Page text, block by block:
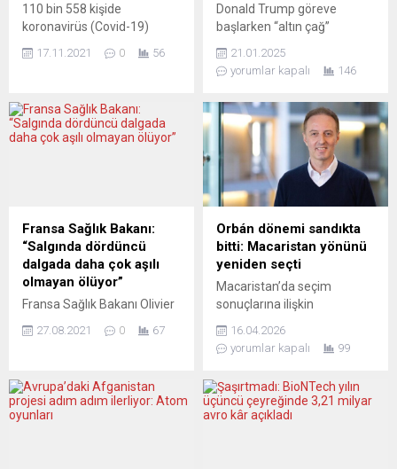
110 bin 558 kişide
koronavirüs (Covid-19)
Sağlık Bakanlığına bağlı
açıklamaya göre, vaka sayısı
son 1 haftada 110 bin 558
17.11.2021 0 56
Donald Trump göreve
başlarken “altın çağ”
Amerika’nın düşüşünü
tersine çevireceğini açıkladı.
yönetimi tarafından alınan
tedbirleri durdurmak için
Paris İklim Anlaşması ve
Dünya Sağlık Örgütü’nden
çekilme gibi önemli adımlar
içeren 78 adet kararname
imzaladı. Medya, ABD
Başkanı’nın yeniden
seçilmesiyle dünya
sahnesinde nelerin
değişeceği ve Avrupa’nın
bu...
21.01.2025
yorumlar kapalı
146
Fransa Sağlık Bakanı:
“Salgında dördüncü
dalgada daha çok aşılı
olmayan ölüyor”
Fransa Sağlık Bakanı Olivier
kısmının koronavirüs (Covid-
gösterdi ve “aşısızlığın
sonuçlarına” dikkat çekti.
27.08.2021 0 67
Orbán dönemi sandıkta
bitti: Macaristan yönünü
yeniden seçti
Macaristan’da seçim
sonuçlarına ilişkin
SPD Federal Meclis
Milletvekili Macit
çıkan tablonun sıradan bir
iktidar değişiminin ötesine
16.04.2026
yorumlar kapalı
99